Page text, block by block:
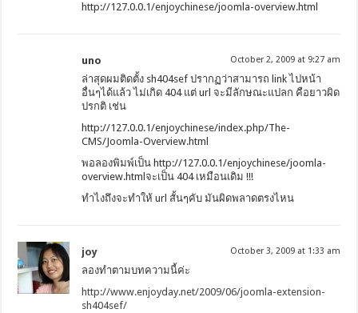
http://127.0.0.1/enjoychinese/joomla-overview.html
uno October 2, 2009 at 9:27 am
ล่าสุดผมติดตั้ง sh404sef ปรากฏว่าสามารถ link ไปหน้า
อื่นๆได้แล้ว ไม่เกิด 404 แต่ url จะมีลักษณะแปลก คือยาวผิด
ปรกติ เช่น
http://127.0.0.1/enjoychinese/index.php/The-
CMS/Joomla-Overview.html
พอลองพิมพ์เป็น http://127.0.0.1/enjoychinese/joomla-
overview.htmlจะเป็น 404 เหมือนเดิม !!!
ทำไงถึงจะทำให้ url สั้นๆคับ มันผิดพลาดตรงไหน
joy October 3, 2009 at 1:33 am
ลองทำตามบทความนี้ค่ะ
http://www.enjoyday.net/2009/06/joomla-extension-
sh404sef/